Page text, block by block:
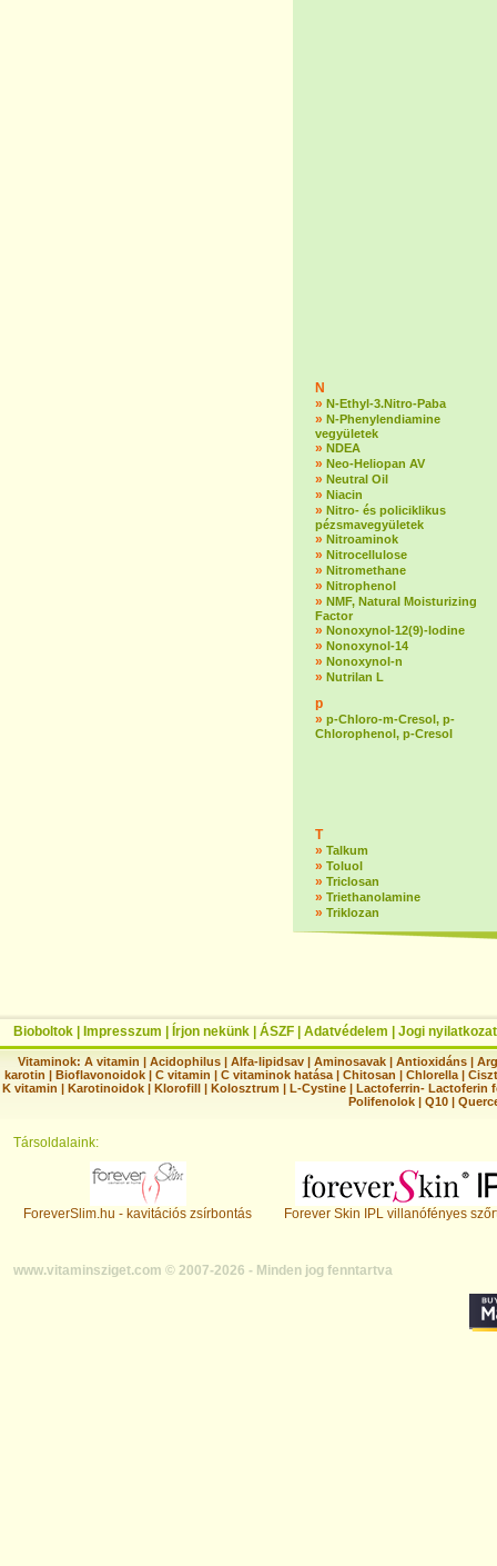
N
» N-Ethyl-3.Nitro-Paba
» N-Phenylendiamine
vegyületek
» NDEA
» Neo-Heliopan AV
» Neutral Oil
» Niacin
» Nitro- és policiklikus
pézsmavegyületek
» Nitroaminok
» Nitrocellulose
» Nitromethane
» Nitrophenol
» NMF, Natural Moisturizing
Factor
» Nonoxynol-12(9)-lodine
» Nonoxynol-14
» Nonoxynol-n
» Nutrilan L
p
» p-Chloro-m-Cresol, p-
Chlorophenol, p-Cresol
T
» Talkum
» Toluol
» Triclosan
» Triethanolamine
» Triklozan
Bioboltok Impresszum Írjon nekünk ÁSZF Adatvédelem Jogi nyilatkozat
Vitaminok: A vitamin |Acidophilus |Alfa-lipidsav |Aminosavak |Antioxidáns |
karotin | Bioflavonoidok | C vitamin | C vitaminok hatása | Chitosan | Chlorella |
K vitamin | Karotinoidok | Klorofill | Kolosztrum | L-Cystine | Lactoferrin- Lactoferin
Polifenolok |Q10 |
Társoldalaink:
ForeverSlim.hu - kavitációs zsírbontás Forever Skin IPL villanófényes
www.vitaminsziget.com © 2007-2026 - Minden jog fenntartva